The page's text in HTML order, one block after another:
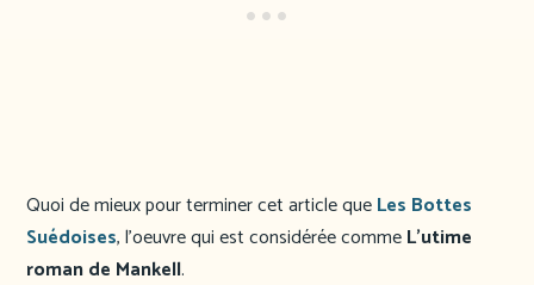
Quoi de mieux pour terminer cet article queLes Bottes
Suédoises, l’oeuvre qui est considérée commeL’utime
roman de Mankell.